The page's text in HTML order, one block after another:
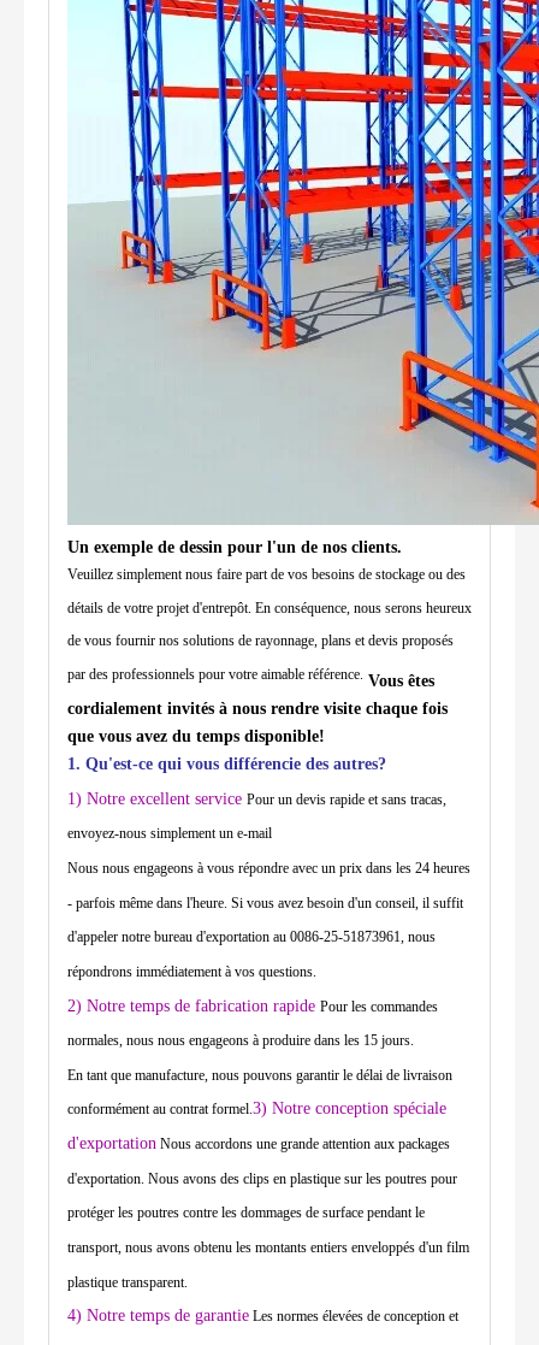
Un exemple de dessin pour l'un de nos clients.
Veuillez simplement nous faire part de vos besoins de stockage ou des
détails de votre projet d'entrepôt. En conséquence, nous serons heureux
de vous fournir nos solutions de rayonnage, plans et devis proposés
par des professionnels pour votre aimable référence. Vous êtes
cordialement invités à nous rendre visite chaque fois
que vous avez du temps disponible!
1. Qu'est-ce qui vous différencie des autres?
1) Notre excellent service Pour un devis rapide et sans tracas,
envoyez-nous simplement un e-mail
Nous nous engageons à vous répondre avec un prix dans les 24 heures
- parfois même dans l'heure. Si vous avez besoin d'un conseil, il suffit
d'appeler notre bureau d'exportation au 0086-25-51873961, nous
répondrons immédiatement à vos questions.
2) Notre temps de fabrication rapide Pour les commandes
normales, nous nous engageons à produire dans les 15 jours.
En tant que manufacture, nous pouvons garantir le délai de livraison
conformément au contrat formel.3) Notre conception spéciale
d'exportation Nous accordons une grande attention aux packages
d'exportation. Nous avons des clips en plastique sur les poutres pour
protéger les poutres contre les dommages de surface pendant le
transport, nous avons obtenu les montants entiers enveloppés d'un film
plastique transparent.
4) Notre temps de garantie Les normes élevées de conception et